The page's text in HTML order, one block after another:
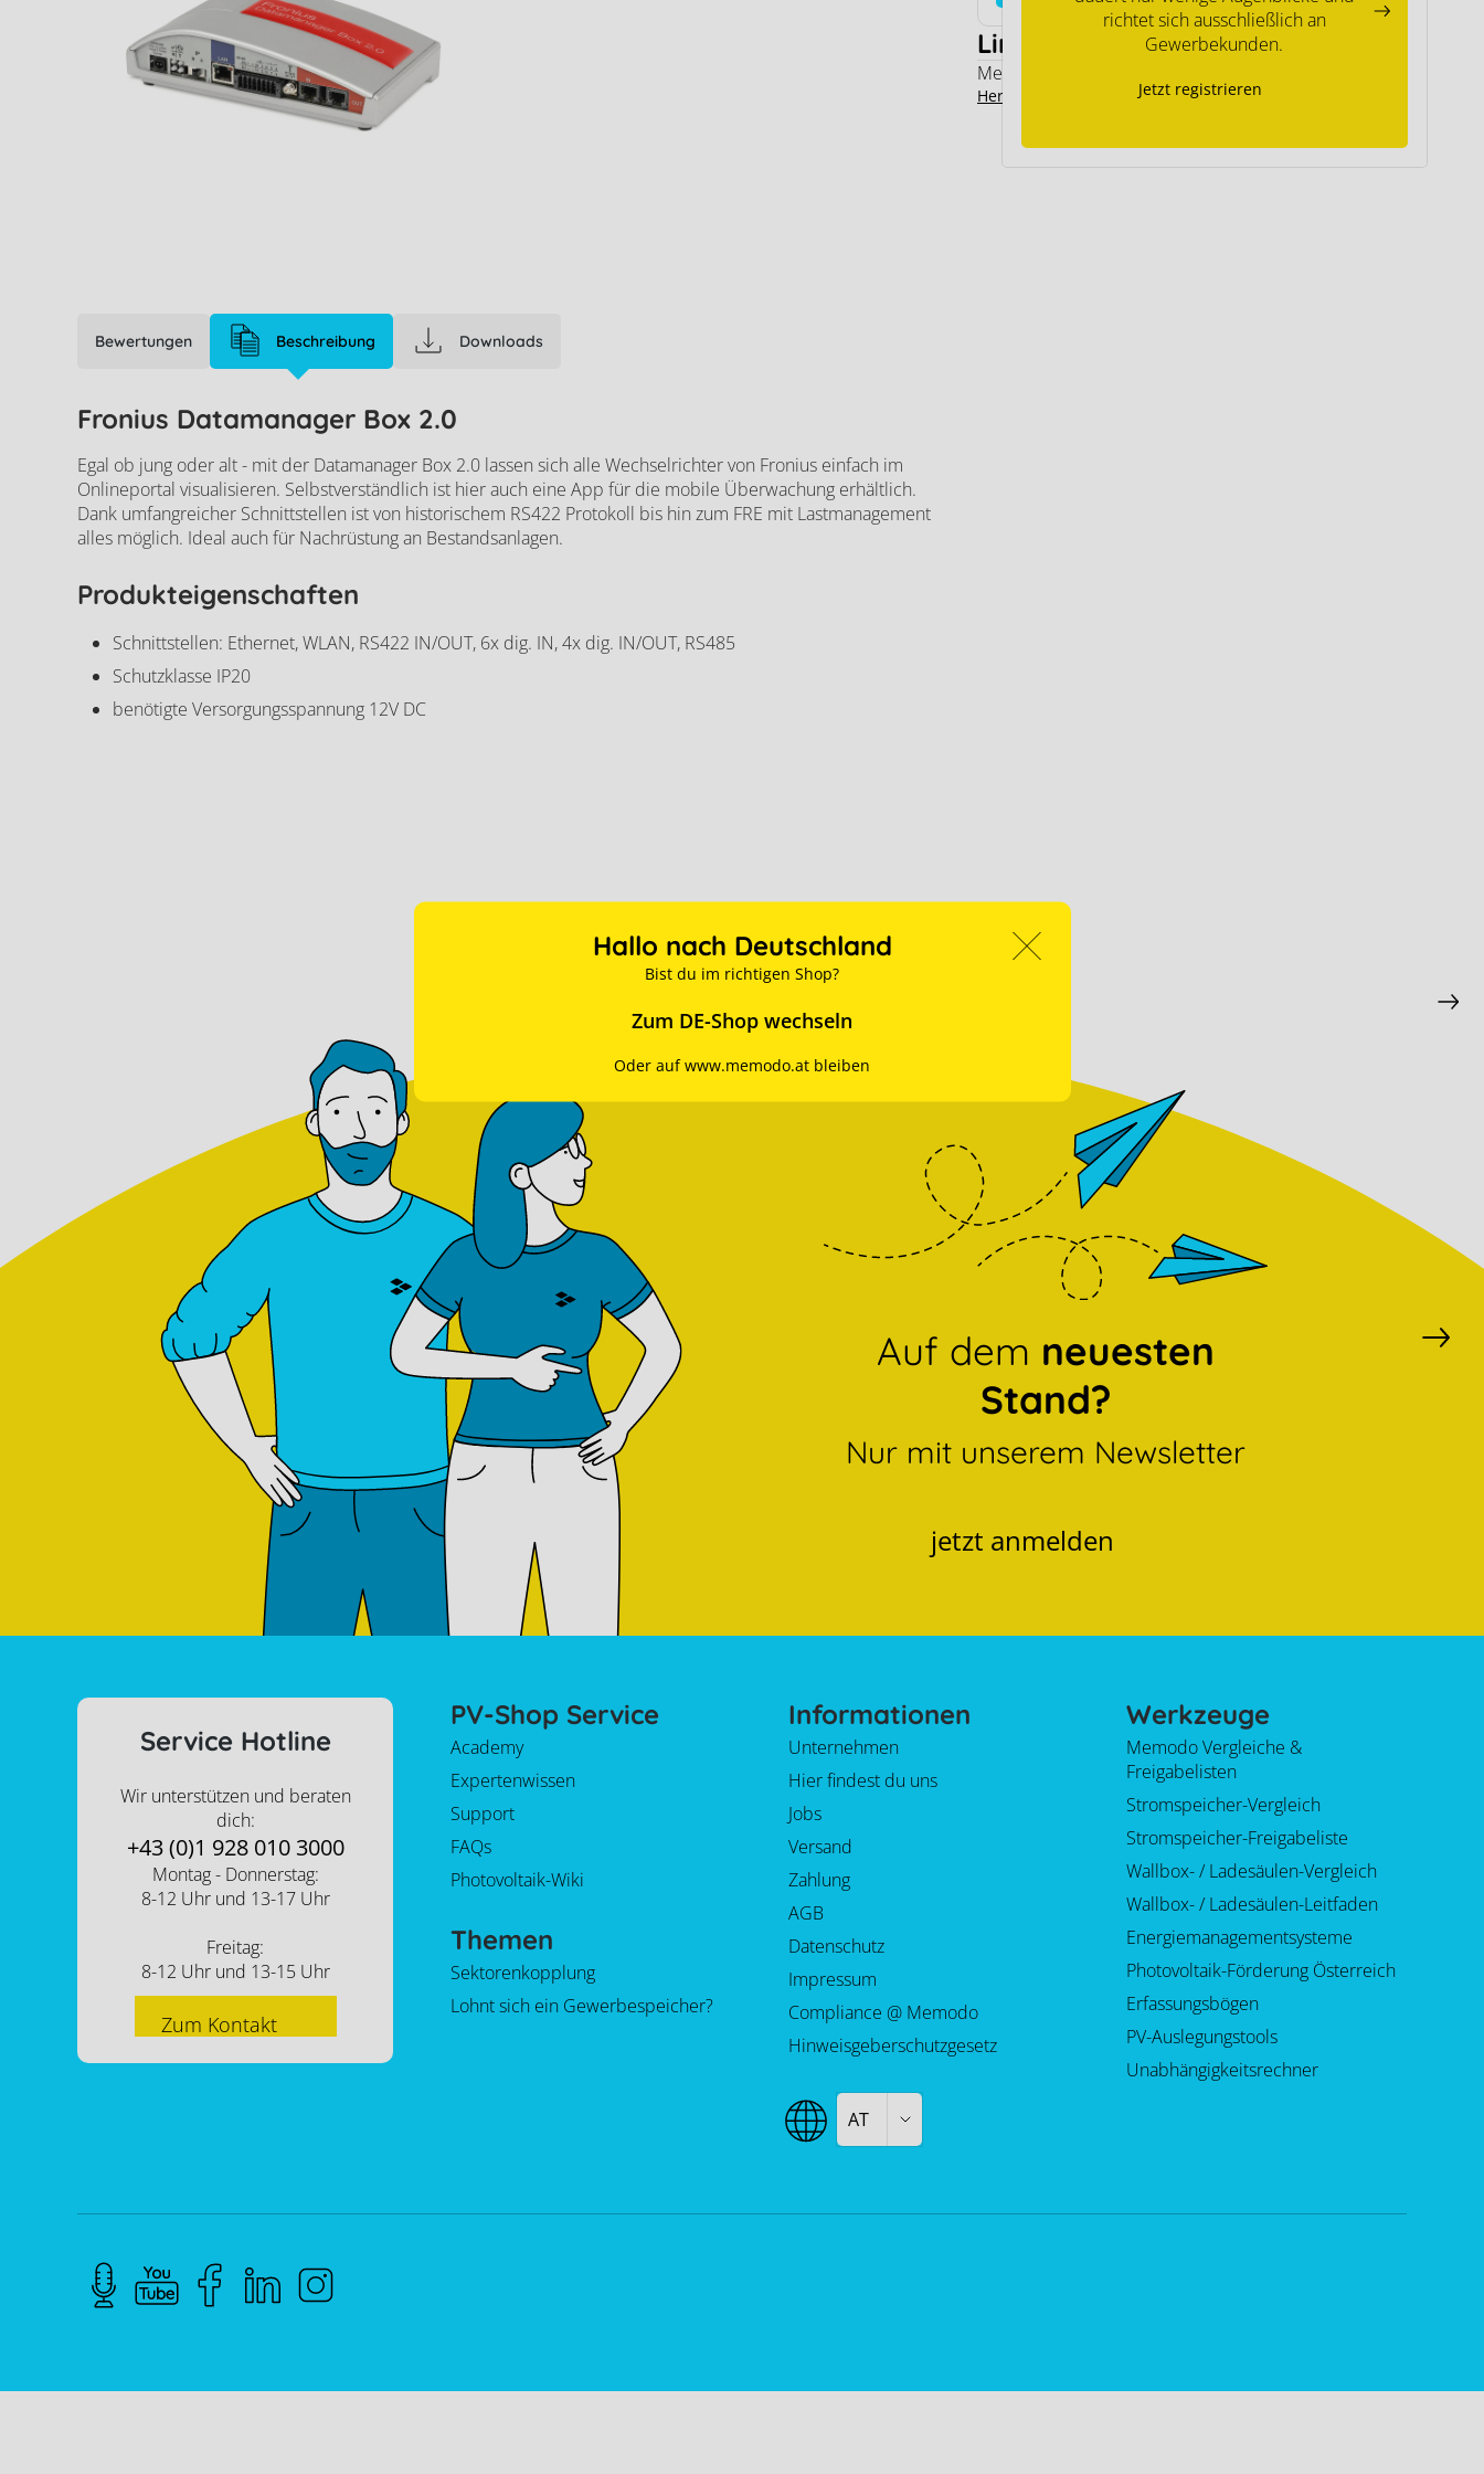
richtet sich ausschließlich an
Gewerbekunden.
Jetzt registrieren
Fronius Datamanager Box 2.0
Links
Memodo Expertenwissen
Hersteller Kontakt
Bewertungen Beschreibung Downloads
Fronius Datamanager Box 2.0
Egal ob jung oder alt - mit der Datamanager Box 2.0 lassen sich alle Wechselrichter von Fronius einfach im
Onlineportal visualisieren. Selbstverständlich ist hier auch eine App für die mobile Überwachung erhältlich.
Dank umfangreicher Schnittstellen ist von historischem RS422 Protokoll bis hin zum FRE mit Lastmanagement
alles möglich. Ideal auch für Nachrüstung an Bestandsanlagen.
Produkteigenschaften
Schnittstellen: Ethernet, WLAN, RS422 IN/OUT, 6x dig. IN, 4x dig. IN/OUT, RS485
Schutzklasse IP20
benötigte Versorgungsspannung 12V DC
Auf dem neuesten
Stand?
Nur mit unserem Newsletter
jetzt anmelden
Service Hotline
Wir unterstützen und beraten
dich:
+43 (0)1 928 010 3000
Montag - Donnerstag:
8-12 Uhr und 13-17 Uhr
Freitag:
8-12 Uhr und 13-15 Uhr
Zum Kontakt
PV-Shop Service
Academy
Expertenwissen
Support
FAQs
Photovoltaik-Wiki
Themen
Sektorenkopplung
Lohnt sich ein Gewerbespeicher?
Informationen
Unternehmen
Hier findest du uns
Jobs
Versand
Zahlung
AGB
Datenschutz
Impressum
Compliance @ Memodo
Hinweisgeberschutzgesetz
Werkzeuge
Memodo Vergleiche &
Freigabelisten
Stromspeicher-Vergleich
Stromspeicher-Freigabeliste
Wallbox- / Ladesäulen-Vergleich
Wallbox- / Ladesäulen-Leitfaden
Energiemanagementsysteme
Photovoltaik-Förderung Österreich
Erfassungsbögen
PV-Auslegungstools
Unabhängigkeitsrechner
AT
Hallo nach Deutschland
Bist du im richtigen Shop?
Zum DE-Shop wechseln
Oder auf www.memodo.at bleiben